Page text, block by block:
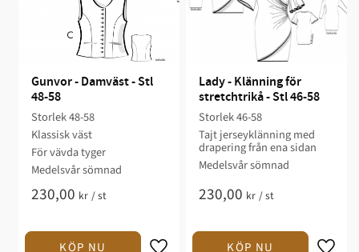
Gunvor - Damväst - Stl
48-58
Storlek 48-58​
Klassisk väst​
​För vävda tyger​
Medelsvår sömnad​​​
230,00 kr /st
Lady - Klänning för
stretchtrikå - Stl 46-58
Storlek 46-58​
Tajt jerseyklänning med
drapering från ena sidan​
Medelsvår sömnad
230,00 kr /st